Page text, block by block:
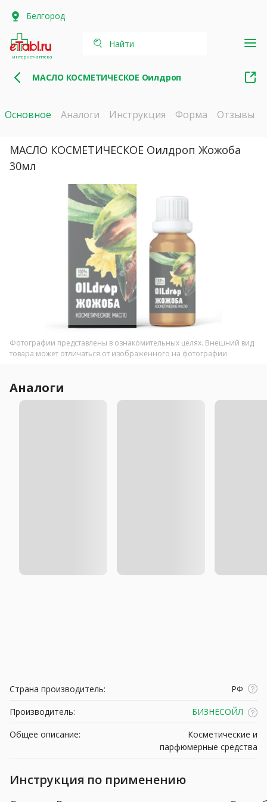
Белгород
интернет-аптека
Найти
МАСЛО КОСМЕТИЧЕСКОЕ Оилдроп
Основное Аналоги Инструкция Форма Отзывы
МАСЛО КОСМЕТИЧЕСКОЕ Оилдроп Жожоба
30мл
Фотографии представлены в ознакомительных целях. Внешний вид
товара может отличаться от изображенного на фотографии
Аналоги
Страна производитель:
РФ
Производитель:
БИЗНЕСОЙЛ
Общее описание:
Косметические и
парфюмерные средства
Инструкция по применению